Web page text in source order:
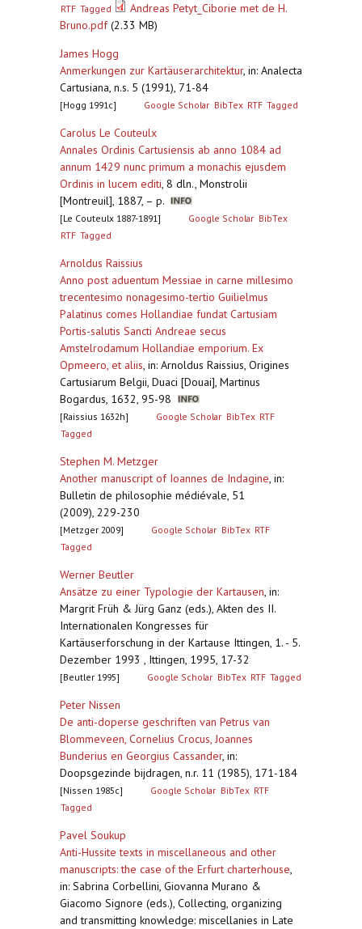
RTF Tagged
Andreas Petyt_Ciborie met de H.
Bruno.pdf(2.33 MB)
James Hogg
Anmerkungen zur Kartäuserarchitektur, in: Analecta
Cartusiana, n.s. 5 (1991), 71-84
[Hogg 1991c] Google Scholar BibTex RTF Tagged
Carolus Le Couteulx
Annales Ordinis Cartusiensis ab anno 1084 ad
annum 1429 nunc primum a monachis ejusdem
Ordinis in lucem editi, 8 dln., Monstrolii
[Montreuil], 1887, – p.
[Le Couteulx 1887-1891] Google Scholar BibTex
RTF Tagged
Arnoldus Raissius
Anno post aduentum Messiae in carne millesimo
trecentesimo nonagesimo-tertio Guilielmus
Palatinus comes Hollandiae fundat Cartusiam
Portis-salutis Sancti Andreae secus
Amstelrodamum Hollandiae emporium. Ex
Opmeero, et aliis, in: Arnoldus Raissius, Origines
Cartusiarum Belgii, Duaci [Douai], Martinus
Bogardus, 1632, 95-98
[Raissius 1632h] Google Scholar BibTex RTF
Tagged
Stephen M. Metzger
Another manuscript of Ioannes de Indagine, in:
Bulletin de philosophie médiévale, 51
(2009), 229-230
[Metzger 2009] Google Scholar BibTex RTF
Tagged
Werner Beutler
Ansätze zu einer Typologie der Kartausen, in:
Margrit Früh & Jürg Ganz (eds.), Akten des II.
Internationalen Kongresses für
Kartäuserforschung in der Kartause Ittingen, 1. - 5.
Dezember 1993 , Ittingen, 1995, 17-32
[Beutler 1995] Google Scholar BibTex RTF Tagged
Peter Nissen
De anti-doperse geschriften van Petrus van
Blommeveen, Cornelius Crocus, Joannes
Bunderius en Georgius Cassander, in:
Doopsgezinde bijdragen, n.r. 11 (1985), 171-184
[Nissen 1985c] Google Scholar BibTex RTF
Tagged
Pavel Soukup
Anti-Hussite texts in miscellaneous and other
manuscripts: the case of the Erfurt charterhouse,
in: Sabrina Corbellini, Giovanna Murano &
Giacomo Signore (eds.), Collecting, organizing
and transmitting knowledge: miscellanies in Late